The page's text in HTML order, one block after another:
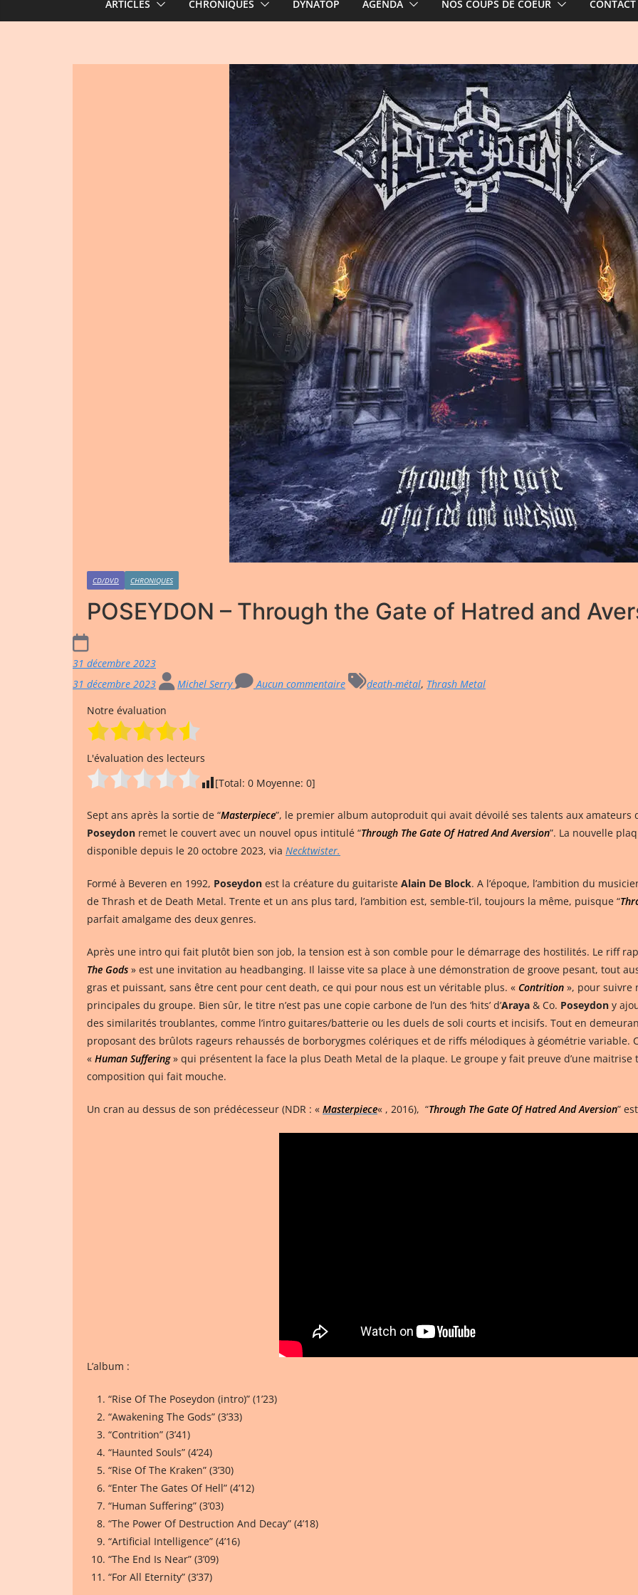
ARTICLES CHRONIQUES DYNATOP AGENDA NOS COUPS DE COEUR CONTACT
CD/DVD CHRONIQUES
POSEYDON – Through the Gate of Hatred and
31 décembre 2023
31 décembre 2023
Michel Serry Aucun commentaire death-métal, Thrash Metal
Notre évaluation
L'évaluation des lecteurs
[Total: 0 Moyenne: 0]
Sept ans après la sortie de “Masterpiece”, le premier album autoproduit qui avait dévoilé ses talents aux amateurs
Poseydon remet le couvert avec un nouvel opus intitulé “Through The Gate Of Hatred And Aversion”. La nouvelle
disponible depuis le 20 octobre 2023, via Necktwister.
Formé à Beveren en 1992, Poseydon est la créature du guitariste Alain De Block. A l’époque, l’ambition du
de Thrash et de Death Metal. Trente et un ans plus tard, l’ambition est, semble-t’il, toujours la même, puisque “
parfait amalgame des deux genres.
Après une intro qui fait plutôt bien son job, la tension est à son comble pour le démarrage des hostilités. Le riff
The Gods » est une invitation au headbanging. Il laisse vite sa place à une démonstration de groove pesant, tout
gras et puissant, sans être cent pour cent death, ce qui pour nous est un véritable plus. « Contrition », pour suivre
principales du groupe. Bien sûr, le titre n’est pas une copie carbone de l’un des ‘hits’ d’Araya & Co. Poseydon y
des similarités troublantes, comme l’intro guitares/batterie ou les duels de soli courts et incisifs. Tout en
proposant des brûlots rageurs rehaussés de borborygmes colériques et de riffs mélodiques à géométrie variable.
« Human Suffering» qui présentent la face la plus Death Metal de la plaque. Le groupe y fait preuve d’une maitrise
composition qui fait mouche.
Un cran au dessus de son prédécesseur (NDR : « Masterpiece« , 2016), “Through The Gate Of Hatred And Aversion”
L’album :
“Rise Of The Poseydon (intro)” (1’23)
“Awakening The Gods” (3’33)
“Contrition” (3’41)
“Haunted Souls” (4’24)
“Rise Of The Kraken” (3’30)
“Enter The Gates Of Hell” (4’12)
“Human Suffering” (3’03)
“The Power Of Destruction And Decay” (4’18)
“Artificial Intelligence” (4’16)
“The End Is Near” (3’09)
“For All Eternity” (3’37)